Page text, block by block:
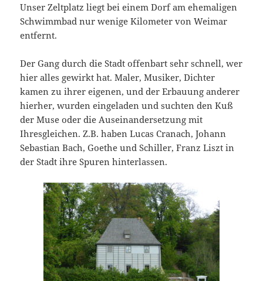
Unser Zeltplatz liegt bei einem Dorf am ehemaligen
Schwimmbad nur wenige Kilometer von Weimar
entfernt.
Der Gang durch die Stadt offenbart sehr schnell, wer
hier alles gewirkt hat. Maler, Musiker, Dichter
kamen zu ihrer eigenen, und der Erbauung anderer
hierher, wurden eingeladen und suchten den Kuß
der Muse oder die Auseinandersetzung mit
Ihresgleichen. Z.B. haben Lucas Cranach, Johann
Sebastian Bach, Goethe und Schiller, Franz Liszt in
der Stadt ihre Spuren hinterlassen.